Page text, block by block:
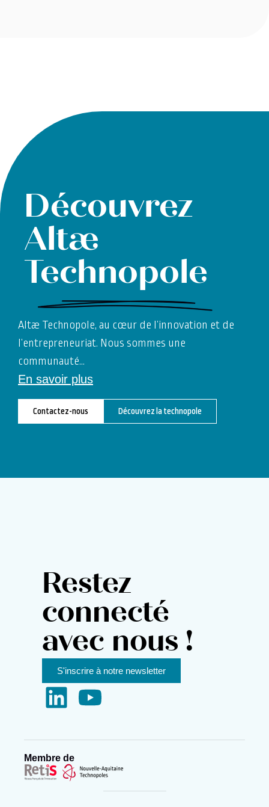
Découvrez
Altæ
Technopole
Altæ Technopole, au cœur de l’innovation et de
l’entrepreneuriat. Nous sommes une
communauté…
En savoir plus
Contactez-nous Découvrez la technopole
Restez
connecté
avec nous !
S'inscrire à notre newsletter
Membre de